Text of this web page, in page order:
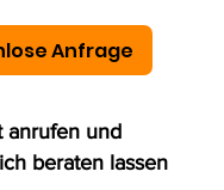
Anfrage
anrufen und
beraten lassen